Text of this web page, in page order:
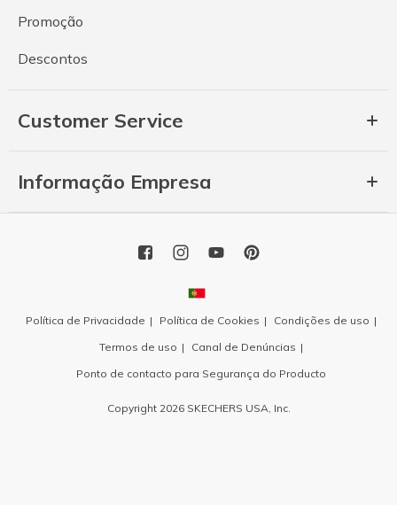
Promoção
Descontos
Customer Service
Informação Empresa
Política de Privacidade Política de Cookies
Condições de uso
Termos de uso
Canal de Denúncias
Ponto de contacto para Segurança do Producto
Copyright 2026 SKECHERS USA, Inc.